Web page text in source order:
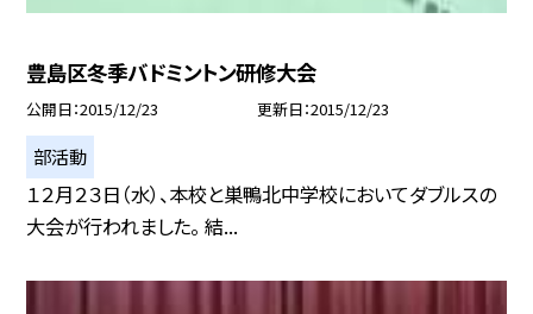
豊島区冬季バドミントン研修大会
公開日 2015/12/23 更新日 2015/12/23
部活動
１２月２３日（水）、本校と巣鴨北中学校においてダブルスの
大会が行われました。 結...